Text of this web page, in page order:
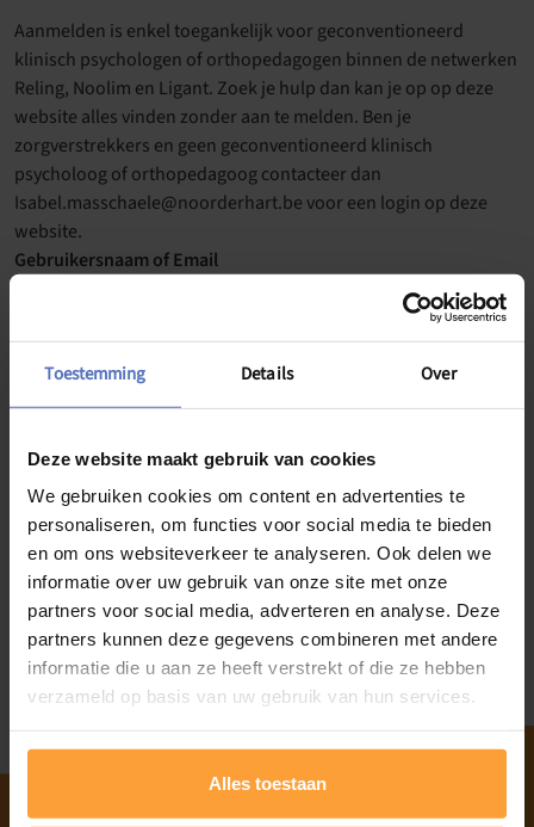
Toestemming Details Over
Deze website maakt gebruik van cookies
We gebruiken cookies om content en advertenties te
personaliseren, om functies voor social media te bieden
en om ons websiteverkeer te analyseren. Ook delen we
informatie over uw gebruik van onze site met onze
partners voor social media, adverteren en analyse. Deze
partners kunnen deze gegevens combineren met andere
informatie die u aan ze heeft verstrekt of die ze hebben
verzameld op basis van uw gebruik van hun services.
Alles toestaan
Aanmelden is enkel toegankelijk voor geconventioneerd
klinisch psychologen of orthopedagogen binnen de netwerken
Reling, Noolim en Ligant. Zoek je hulp dan kan je op op deze
website alles vinden zonder aan te melden. Ben je
zorgverstrekkers en geen geconventioneerd klinisch
psycholoog of orthopedagoog contacteer dan
Isabel.masschaele@noorderhart.be voor een login op deze
website.
Gebruikersnaam of Email
Wachtwoord
Onthoud mij
Heb je nog geen account, registreren
Wachtwoord vergeten?